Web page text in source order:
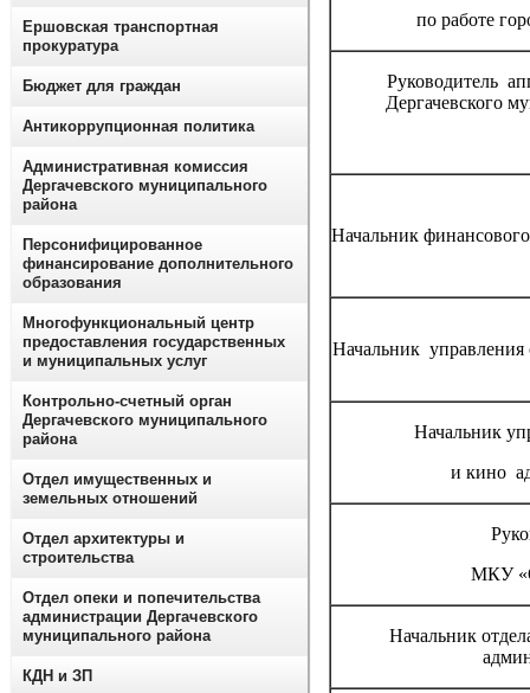
по работе
Руководитель
Дергачевского
Начальник
Начальник управления
Начальник
и кино
МКУ
Начальник
Ершовская транспортная
прокуратура
Бюджет для граждан
Антикоррупционная политика
Административная комиссия
Дергачевского муниципального
района
Персонифицированное
финансирование дополнительного
образования
Многофункциональный центр
предоставления государственных
и муниципальных услуг
Контрольно-счетный орган
Дергачевского муниципального
района
Отдел имущественных и
земельных отношений
Отдел архитектуры и
строительства
Отдел опеки и попечительства
администрации Дергачевского
муниципального района
КДН и ЗП